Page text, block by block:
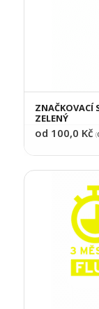
ZNAČKOVACÍ
ZELENÝ
od 100,0 Kč (